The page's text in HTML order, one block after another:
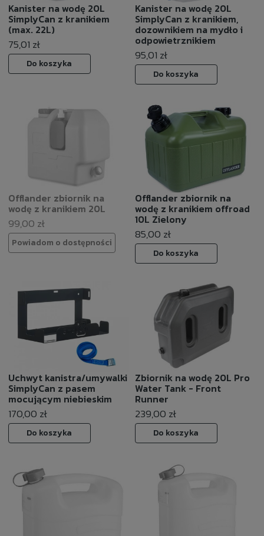
Kanister na wodę 20L
SimplyCan z kranikiem
(max. 22L)
75,01 zł
Do koszyka
Kanister na wodę 20L
SimplyCan z kranikiem,
dozownikiem na mydło i
odpowietrznikiem
95,01 zł
Do koszyka
Offlander zbiornik na
wodę z kranikiem 20L
99,00 zł
Powiadom o dostępności
Offlander zbiornik na
wodę z kranikiem offroad
10L Zielony
85,00 zł
Do koszyka
Uchwyt kanistra/umywalki
SimplyCan z pasem
mocującym niebieskim
170,00 zł
Do koszyka
Zbiornik na wodę 20L Pro
Water Tank - Front
Runner
239,00 zł
Do koszyka